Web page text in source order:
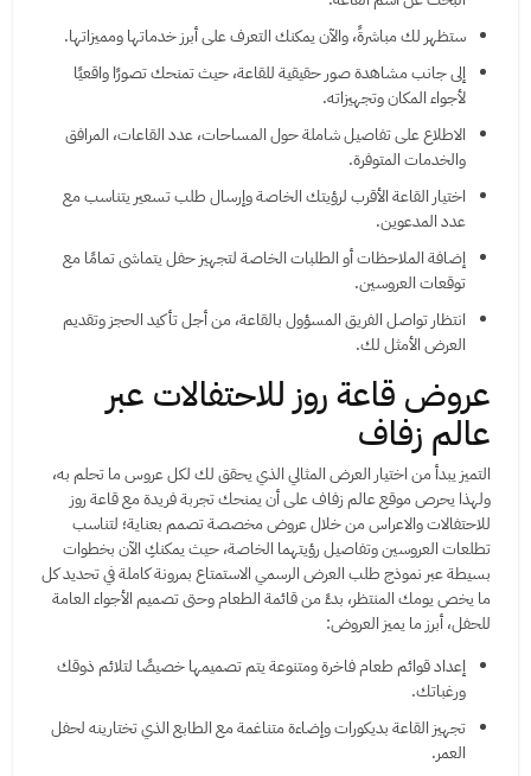
ستظهر لك مباشرةً، والآن يمكنك التعرف على أبرز خدماتها ومميزاتها.
إلى جانب مشاهدة صور حقيقية للقاعة، حيث تمنحك تصورًا واقعيًا
لأجواء المكان وتجهيزاته.
الاطلاع على تفاصيل شاملة حول المساحات، عدد القاعات، المرافق
والخدمات المتوفرة.
اختيار القاعة الأقرب لرؤيتك الخاصة وإرسال طلب تسعير يتناسب مع
عدد المدعوين.
إضافة الملاحظات أو الطلبات الخاصة لتجهيز حفل يتماشى تمامًا مع
توقعات العروسين.
انتظار تواصل الفريق المسؤول بالقاعة، من أجل تأكيد الحجز وتقديم
العرض الأمثل لك.
عروض قاعة روز للاحتفالات عبر
عالم زفاف
التميز يبدأ من اختيار العرض المثالي الذي يحقق لك لكل عروس ما تحلم به،
ولهذا يحرص موقع عالم زفاف على أن يمنحك تجربة فريدة مع قاعة روز
للاحتفالات والاعراس من خلال عروض مخصصة تصمم بعناية؛ لتناسب
تطلعات العروسين وتفاصيل رؤيتهما الخاصة، حيث يمكنكِ الآن بخطوات
بسيطة عبر نموذج طلب العرض الرسمي الاستمتاع بمرونة كاملة في تحديد كل
ما يخص يومك المنتظر، بدءً من قائمة الطعام وحتى تصميم الأجواء العامة
للحفل، أبرز ما يميز العروض:
إعداد قوائم طعام فاخرة ومتنوعة يتم تصميمها خصيصًا لتلائم ذوقك
ورغباتك.
تجهيز القاعة بديكورات وإضاءة متناغمة مع الطابع الذي تختارينه لحفل
العمر.